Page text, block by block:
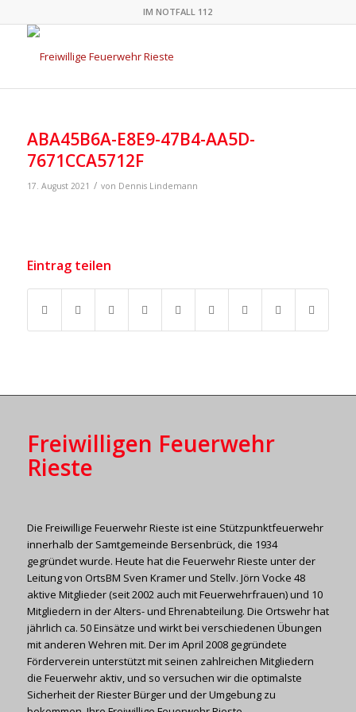
IM NOTFALL 112
ABA45B6A-E8E9-47B4-AA5D-
7671CCA5712F
17. August 2021 / von Dennis Lindemann
Eintrag teilen
Freiwilligen Feuerwehr
Rieste
Die Freiwillige Feuerwehr Rieste ist eine Stützpunktfeuerwehr
innerhalb der Samtgemeinde Bersenbrück, die 1934
gegründet wurde. Heute hat die Feuerwehr Rieste unter der
Leitung von OrtsBM Sven Kramer und Stellv. Jörn Vocke 48
aktive Mitglieder (seit 2002 auch mit Feuerwehrfrauen) und 10
Mitgliedern in der Alters- und Ehrenabteilung. Die Ortswehr hat
jährlich ca. 50 Einsätze und wirkt bei verschiedenen Übungen
mit anderen Wehren mit. Der im April 2008 gegründete
Förderverein unterstützt mit seinen zahlreichen Mitgliedern
die Feuerwehr aktiv, und so versuchen wir die optimalste
Sicherheit der Riester Bürger und der Umgebung zu